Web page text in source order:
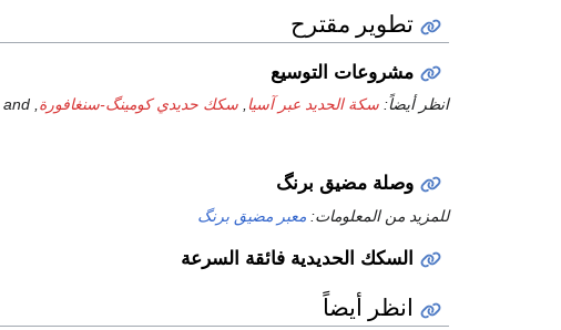
تطوير مقترح
مشروعات التوسيع
انظر أيضاً: سكة الحديد عبر آسيا سكك حديدي كومينگ-سنغافورة
وصلة مضيق برنگ
للمزيد من المعلومات: معبر مضيق برنگ
السكك الحديدية فائقة السرعة
انظر أيضاً